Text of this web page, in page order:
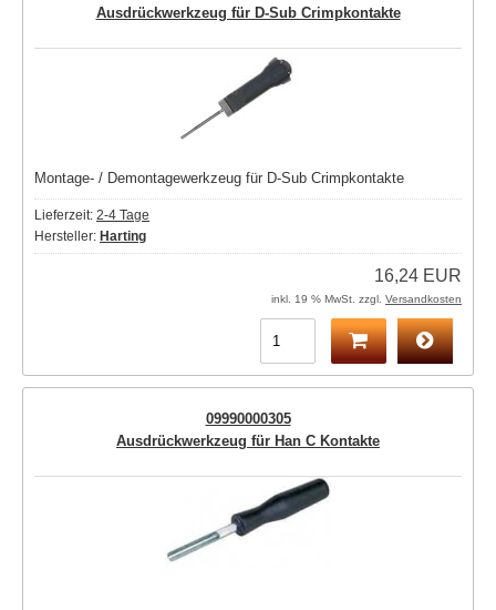
Ausdrückwerkzeug für D-Sub Crimpkontakte
Montage- / Demontagewerkzeug für D-Sub Crimpkontakte
Lieferzeit: 2-4 Tage
Hersteller: Harting
16,24 EUR
inkl. 19 % MwSt. zzgl. Versandkosten
09990000305
Ausdrückwerkzeug für Han C Kontakte